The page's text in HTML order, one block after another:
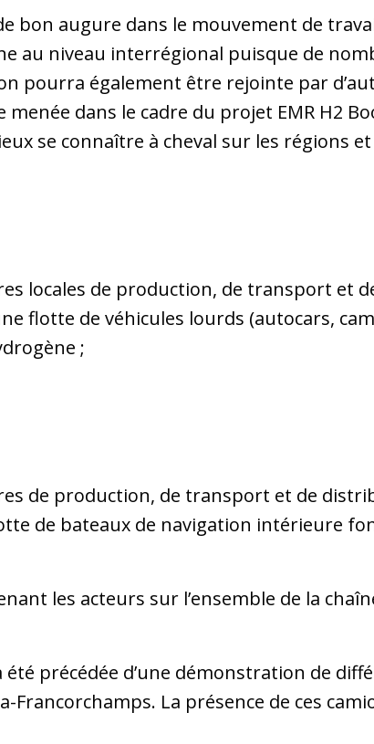
bon augure dans le mouvement de
au niveau interrégional puisque de
pourra également être rejointe par
dans le cadre du projet EMR H2
se connaître à cheval sur les régions et
locales de production, de transport et
flotte de véhicules lourds (autocars,
;
de production, de transport et de
de bateaux de navigation intérieure
les acteurs sur l’ensemble de la
précédée d’une démonstration de
Francorchamps. La présence de ces